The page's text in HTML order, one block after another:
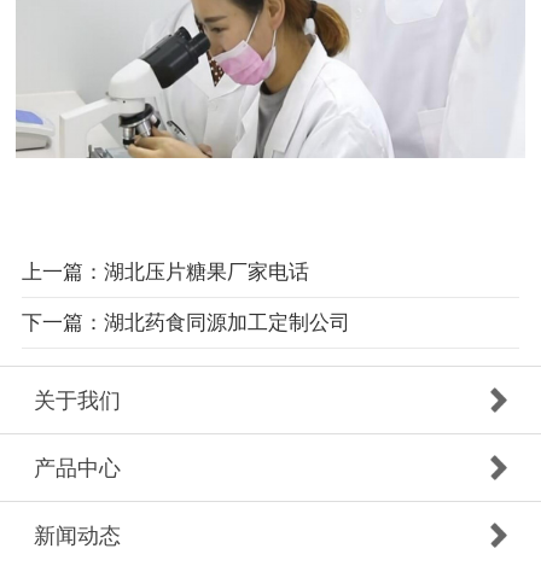
上一篇：湖北压片糖果厂家电话
下一篇：湖北药食同源加工定制公司
关于我们
产品中心
新闻动态